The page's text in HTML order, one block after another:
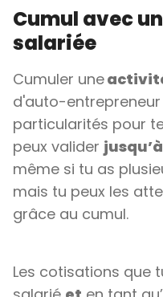
Cumul avec
salariée
Cumuler une
d'auto-
particularités pour
peux valider
même si tu as
mais tu peux les
grâce au cumul.
Les cotisations que